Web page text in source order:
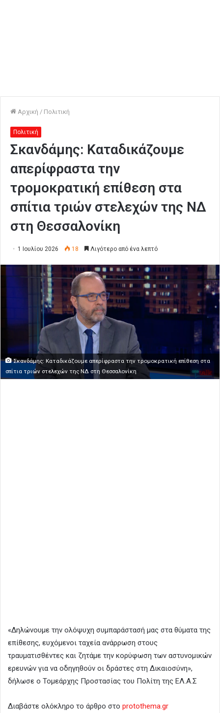
Αρχική / Πολιτική
Πολιτική
Σκανδάμης: Καταδικάζουμε
απερίφραστα την
τρομοκρατική επίθεση στα
σπίτια τριών στελεχών της ΝΔ
στη Θεσσαλονίκη
1 Ιουλίου 2026 18 Λιγότερο από ένα λεπτό
Σκανδάμης: Καταδικάζουμε απερίφραστα την τρομοκρατική επίθεση στα
σπίτια τριών στελεχών της ΝΔ στη Θεσσαλονίκη
«Δηλώνουμε την ολόψυχη συμπαράστασή μας στα θύματα της
επίθεσης, ευχόμενοι ταχεία ανάρρωση στους
τραυματισθέντες και ζητάμε την κορύφωση των αστυνομικών
ερευνών για να οδηγηθούν οι δράστες στη Δικαιοσύνη»,
δήλωσε ο Τομεάρχης Προστασίας του Πολίτη της ΕΛ.Α.Σ
Διαβάστε ολόκληρο το άρθρο στο protothema.gr